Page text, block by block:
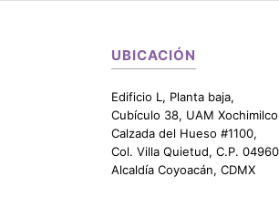
UBICACIÓN
Edificio L, Planta baja,
Cubículo 38, UAM Xochimilco
Calzada del Hueso #1100,
Col. Villa Quietud, C.P.
Alcaldía Coyoacán, CDMX